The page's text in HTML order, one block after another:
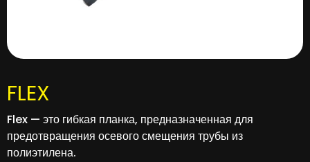
FLEX
Flex — это гибкая планка, предназначенная для
предотвращения осевого смещения трубы из
полиэтилена.